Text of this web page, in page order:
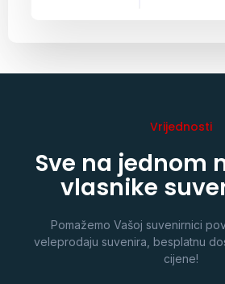
Vrijednosti
Sve na jednom
vlasnike
Pomažemo Vašoj suvenirnici
veleprodaju suvenira, besplatnu
cijene!